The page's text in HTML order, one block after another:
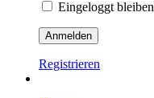
Eingeloggt bleiben
Registrieren